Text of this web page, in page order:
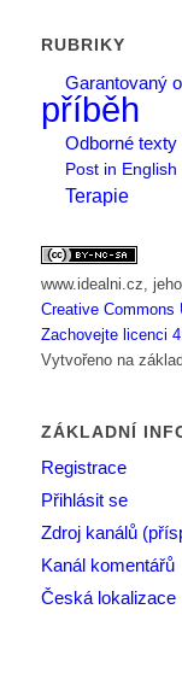
RUBRIKY
Garantovaný
příběh
Odborné texty
Post in English
Terapie
www.idealni.cz ,
Creative Commons
Zachovejte licenci
Vytvořeno na
ZÁKLADNÍ
Registrace
Přihlásit se
Zdroj kanálů
Kanál komentářů
Česká lokalizace